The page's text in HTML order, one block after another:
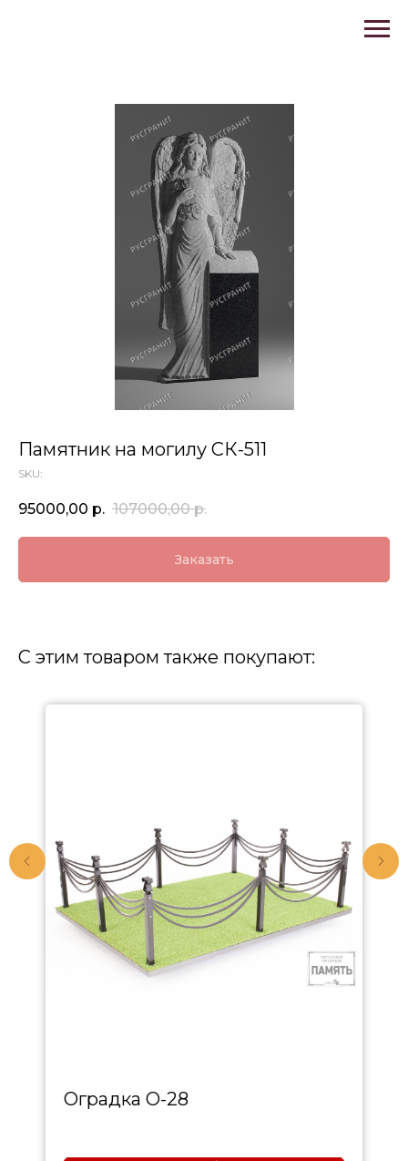
Памятник на могилу СК-511
SKU:
95000,00 р. 107000,00 р.
Заказать
С этим товаром также покупают:
Оградка О-28